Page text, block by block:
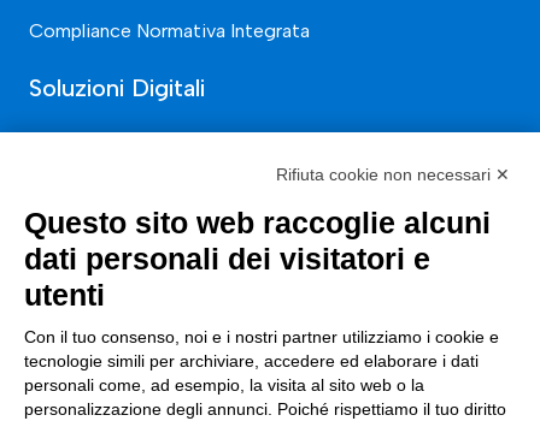
Compliance Normativa Integrata
Soluzioni Digitali
Soluzioni Custom
Soluzioni AI
Contacts
Rifiuta cookie non necessari ✕
Questo sito web raccoglie alcuni
dati personali dei visitatori e
utenti
Con il tuo consenso, noi e i nostri partner utilizziamo i cookie e
tecnologie simili per archiviare, accedere ed elaborare i dati
personali come, ad esempio, la visita al sito web o la
personalizzazione degli annunci. Poiché rispettiamo il tuo diritto